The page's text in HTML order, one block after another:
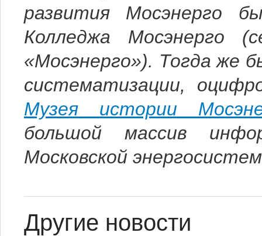
развития Мосэнерго
Колледжа Мосэнерго
«Мосэнерго»). Тогда же
систематизации,
Музея истории
большой массив
Московской
Другие новости